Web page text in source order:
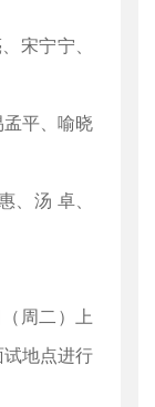
宋宁宁、
孟平、喻晓
、汤 卓、
周二）上
试地点进行